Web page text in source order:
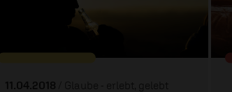
11.04.2018 / Glaube - erlebt, gelebt